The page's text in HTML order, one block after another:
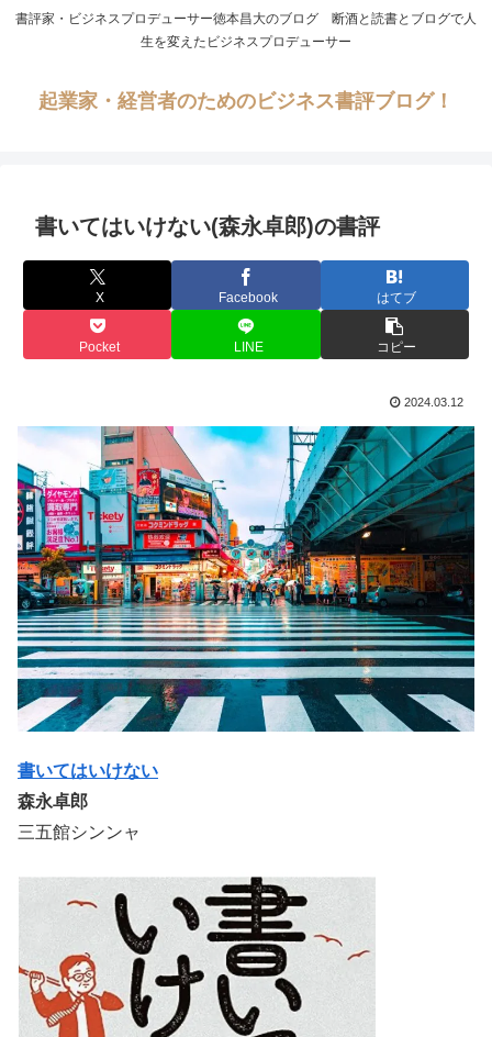
書評家・ビジネスプロデューサー徳本昌大のブログ 断酒と読書とブログで人
生を変えたビジネスプロデューサー
起業家・経営者のためのビジネス書評ブログ！
書いてはいけない(森永卓郎)の書評
X Facebook はてブ
Pocket LINE コピー
2024.03.12
書いてはいけない
森永卓郎
三五館シンンャ